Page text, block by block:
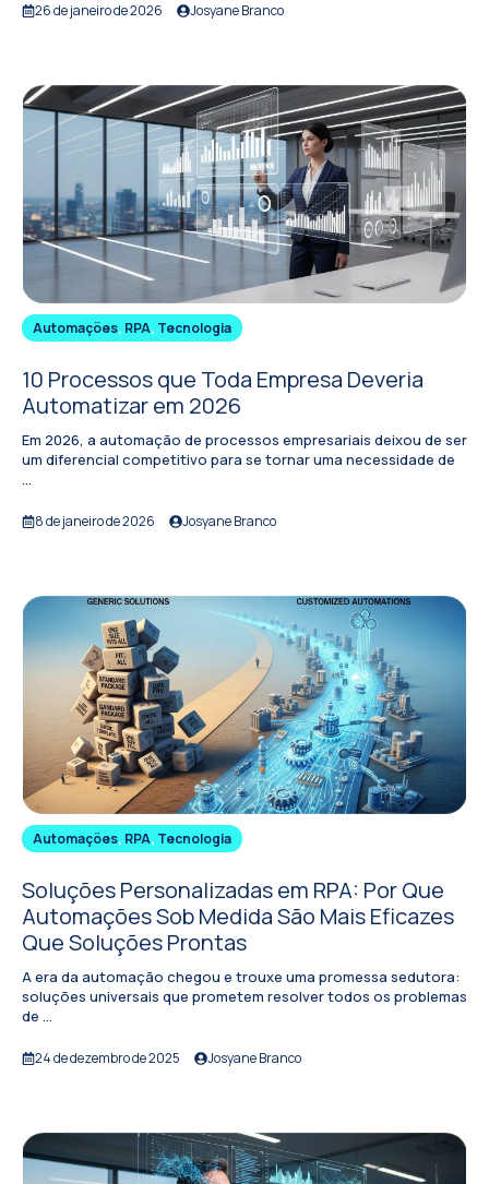
26 de janeiro de 2026 Josyane Branco
Automações, RPA, Tecnologia
10 Processos que Toda Empresa Deveria
Automatizar em 2026
Em 2026, a automação de processos empresariais deixou de ser
um diferencial competitivo para se tornar uma necessidade de
...
8 de janeiro de 2026 Josyane Branco
Automações, RPA, Tecnologia
Soluções Personalizadas em RPA: Por Que
Automações Sob Medida São Mais Eficazes
Que Soluções Prontas
A era da automação chegou e trouxe uma promessa sedutora:
soluções universais que prometem resolver todos os problemas
de ...
24 de dezembro de 2025 Josyane Branco